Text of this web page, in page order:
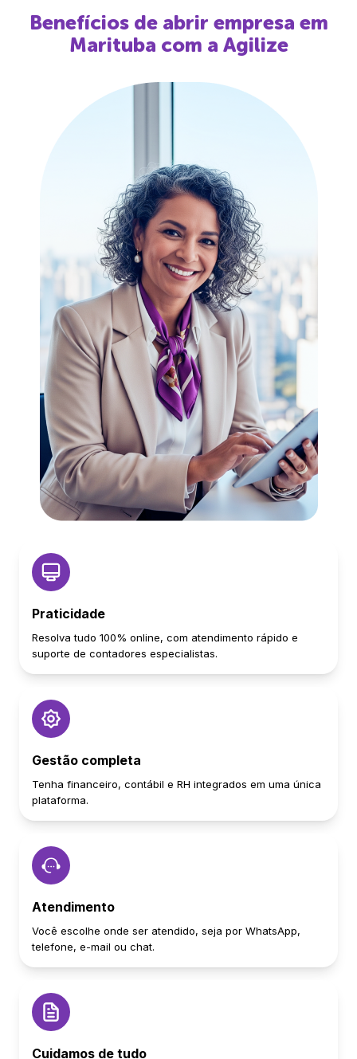
Benefícios de abrir empresa em
Marituba com a Agilize
Praticidade
Resolva tudo 100% online, com atendimento rápido e
suporte de contadores especialistas.
Gestão completa
Tenha financeiro, contábil e RH integrados em uma única
plataforma.
Atendimento
Você escolhe onde ser atendido, seja por WhatsApp,
telefone, e-mail ou chat.
Cuidamos de tudo